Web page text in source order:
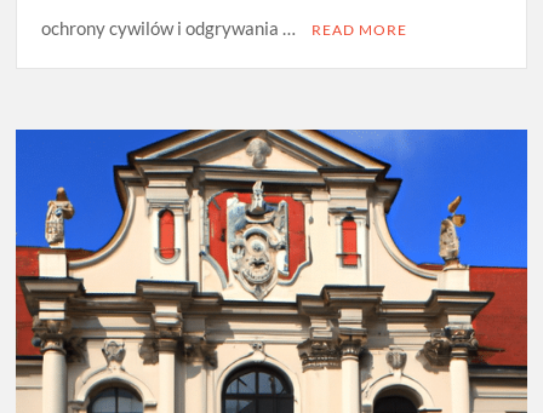
ochrony cywilów i odgrywania …
READ MORE